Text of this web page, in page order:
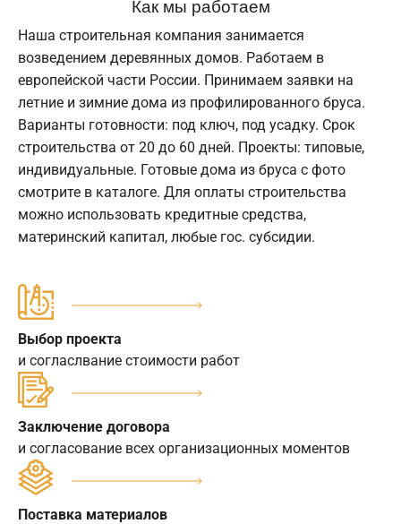
Наша строительная компания занимается
возведением деревянных домов. Работаем в
европейской части России. Принимаем заявки на
летние и зимние дома из профилированного бруса.
Варианты готовности: под ключ, под усадку. Срок
строительства от 20 до 60 дней. Проекты: типовые,
индивидуальные. Готовые дома из бруса с фото
смотрите в каталоге. Для оплаты строительства
можно использовать кредитные средства,
материнский капитал, любые гос. субсидии.
Выбор проекта
и согласлвание стоимости работ
Заключение договора
и согласование всех организационных моментов
Поставка материалов